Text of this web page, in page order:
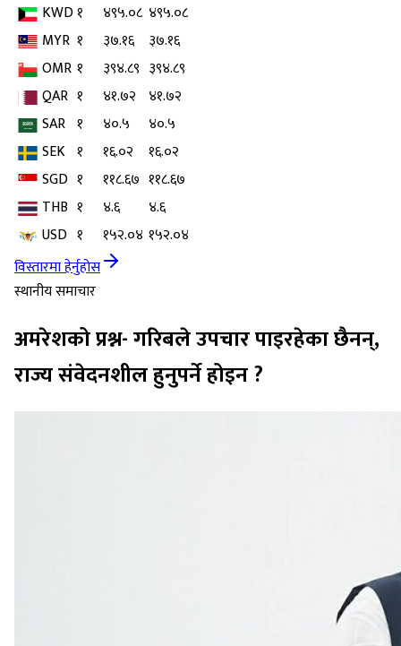
KWD१ ४९५.०८ ४९५.०८
MYR १ ३७.१६
३७.१६
OMR १ ३९४.८९ ३९४.८९
QAR १ ४१.७२ ४१.७२
SAR १ ४०.५
४०.५
SEK १ १६.०२
१६.०२
SGD १ ११८.६७ ११८.६७
THB १ ४.६
४.६
USD १ १५२.०४ १५२.०४
विस्तारमा हेर्नुहोस
स्थानीय समाचार
अमरेशको प्रश्न- गरिबले उपचार पाइरहेका छैनन्,
राज्य संवेदनशील हुनुपर्ने होइन ?